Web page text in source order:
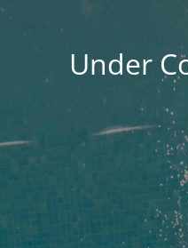
Under